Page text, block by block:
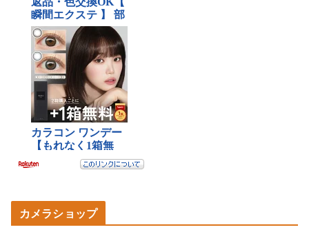
カメラショップ